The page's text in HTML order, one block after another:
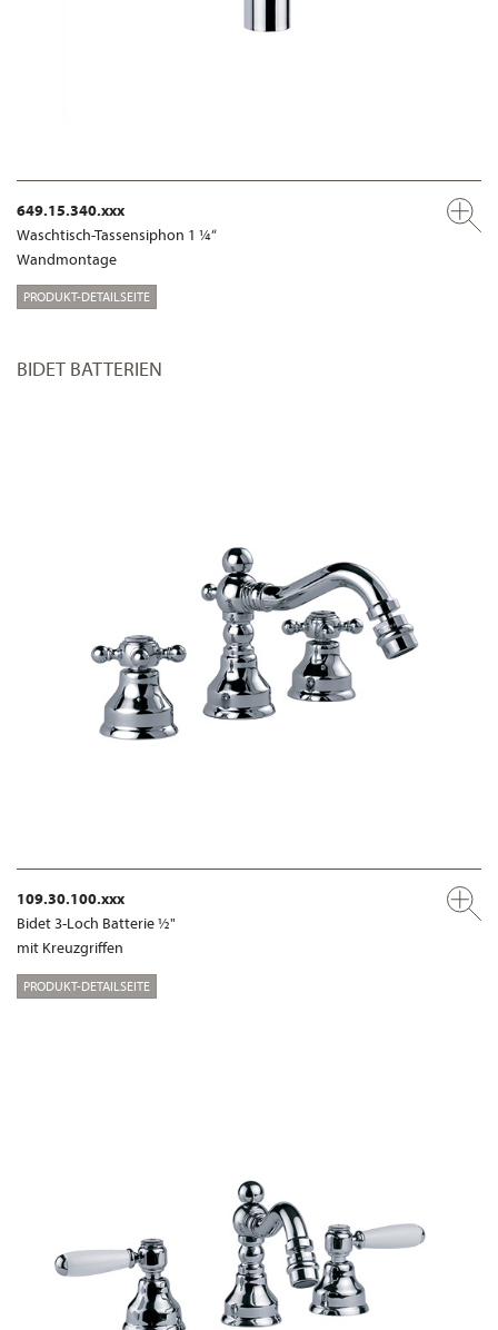
649.15.340.xxx
Waschtisch-Tassensiphon 1 ¼“
Wandmontage
PRODUKT-DETAILSEITE
BIDET BATTERIEN
109.30.100.xxx
Bidet 3-Loch Batterie ½"
mit Kreuzgriffen
PRODUKT-DETAILSEITE